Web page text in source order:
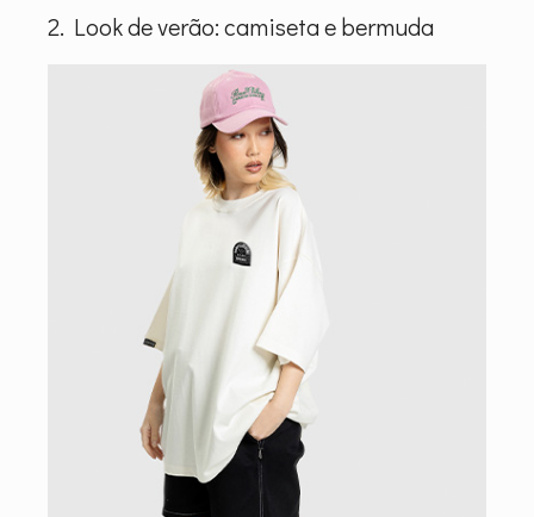
2. Look de verão: camiseta e bermuda